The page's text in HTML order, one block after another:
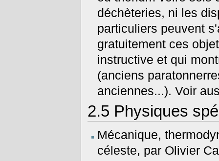
déchèteries, ni les
particuliers peuvent
gratuitement ces
instructive et qui
(anciens
anciennes...). Voir
2.5 Physiques
Mécanique,
céleste, par Olivier